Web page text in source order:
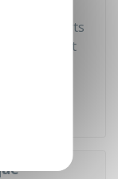
transports
de
pris en